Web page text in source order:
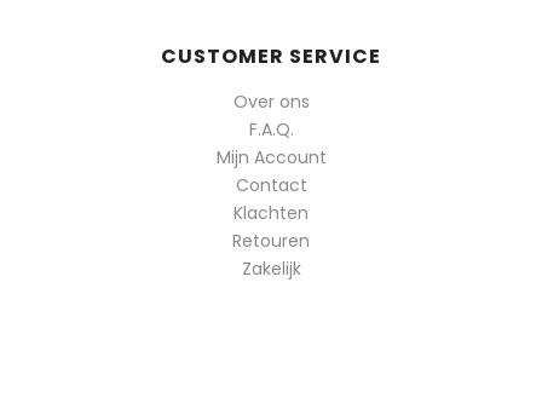
CUSTOMER SERVICE
Over ons
F.A.Q.
Mijn Account
Contact
Klachten
Retouren
Zakelijk